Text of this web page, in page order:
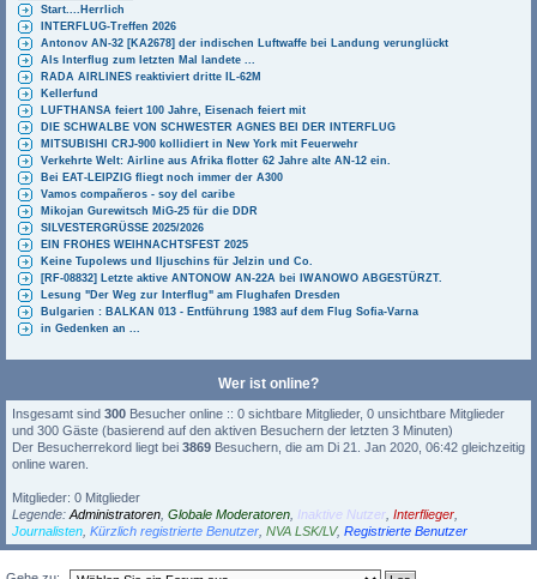
Start....Herrlich
INTERFLUG-Treffen 2026
Antonov AN-32 [KA2678] der indischen Luftwaffe bei Landung verunglückt
Als Interflug zum letzten Mal landete ...
RADA AIRLINES reaktiviert dritte IL-62M
Kellerfund
LUFTHANSA feiert 100 Jahre, Eisenach feiert mit
DIE SCHWALBE VON SCHWESTER AGNES BEI DER INTERFLUG
MITSUBISHI CRJ-900 kollidiert in New York mit Feuerwehr
Verkehrte Welt: Airline aus Afrika flotter 62 Jahre alte AN-12 ein.
Bei EAT-LEIPZIG fliegt noch immer der A300
Vamos compañeros - soy del caribe
Mikojan Gurewitsch MiG-25 für die DDR
SILVESTERGRÜSSE 2025/2026
EIN FROHES WEIHNACHTSFEST 2025
Keine Tupolews und Iljuschins für Jelzin und Co.
[RF-08832] Letzte aktive ANTONOW AN-22A bei IWANOWO ABGESTÜRZT.
Lesung "Der Weg zur Interflug" am Flughafen Dresden
Bulgarien : BALKAN 013 - Entführung 1983 auf dem Flug Sofia-Varna
in Gedenken an ...
Wer ist online?
Insgesamt sind 300 Besucher online :: 0 sichtbare Mitglieder, 0 unsichtbare Mitglieder
und 300 Gäste (basierend auf den aktiven Besuchern der letzten 3 Minuten)
Der Besucherrekord liegt bei 3869 Besuchern, die am Di 21. Jan 2020, 06:42 gleichzeitig
online waren.
Mitglieder: 0 Mitglieder
Legende: Administratoren Globale Moderatoren Inaktive Nutzer Interflieger
Journalisten Kürzlich registrierte Benutzer NVA LSK/LV, Registrierte Benutzer